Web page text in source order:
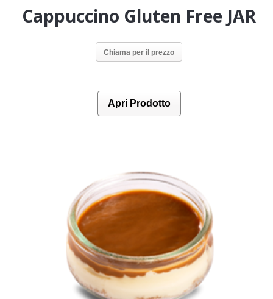
Cappuccino Gluten Free JAR
Chiama per il prezzo
Apri Prodotto